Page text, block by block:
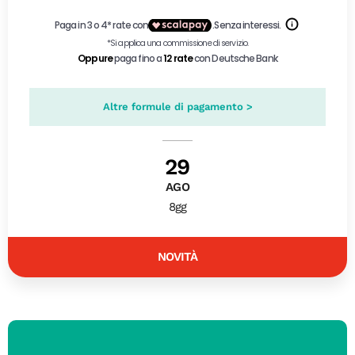
Altre formule di pagamento >
29
AGO
8gg
NOVITÀ